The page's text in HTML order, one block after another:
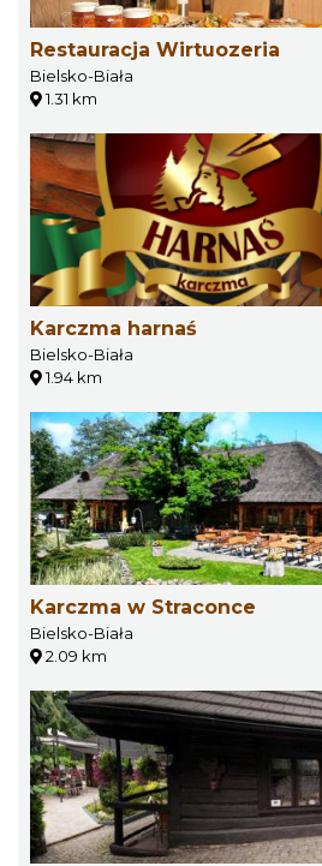
Restauracja Wirtuozeria
Bielsko-Biała
1.31 km
Karczma harnaś
Bielsko-Biała
1.94 km
Karczma w Straconce
Bielsko-Biała
2.09 km